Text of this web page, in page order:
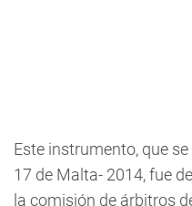
Este instrumento, que
17 de Malta- 2014, fue
la comisión de árbitros